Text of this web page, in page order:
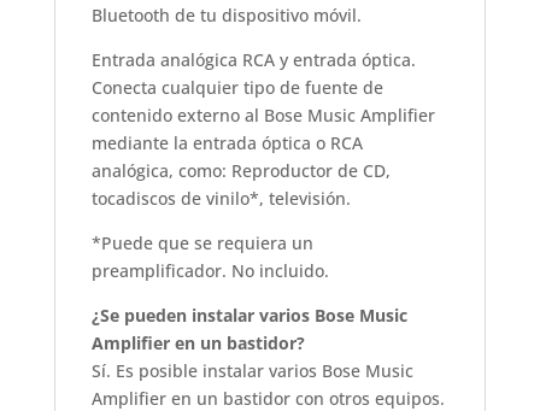
Bluetooth de tu dispositivo móvil.
Entrada analógica RCA y entrada óptica.
Conecta cualquier tipo de fuente de
contenido externo al Bose Music Amplifier
mediante la entrada óptica o RCA
analógica, como: Reproductor de CD,
tocadiscos de vinilo*, televisión.
*Puede que se requiera un
preamplificador. No incluido.
¿Se pueden instalar varios Bose Music
Amplifier en un bastidor?
Sí. Es posible instalar varios Bose Music
Amplifier en un bastidor con otros equipos.